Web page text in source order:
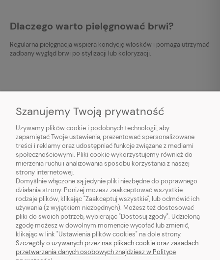
Dlaczego warto pielęgnować brwi?
Regularna pielęgnacja wspiera kondycję włosków i pomaga utrzymać
zadbany wygląd brwi po stylizacji lub koloryzacji.
O NAS
OBSŁUGA KLIENTA
INFORMACJE
MOJE KONTO
RZĘSY DLA CIEBIE
Szanujemy Twoją prywatność
Używamy plików cookie i podobnych technologii, aby
zapamiętać Twoje ustawienia, prezentować spersonalizowane
treści i reklamy oraz udostępniać funkcje związane z mediami
społecznościowymi. Pliki cookie wykorzystujemy również do
mierzenia ruchu i analizowania sposobu korzystania z naszej
strony internetowej.
Domyślnie włączone są jedynie pliki niezbędne do poprawnego
działania strony. Poniżej możesz zaakceptować wszystkie
rodzaje plików, klikając "Zaakceptuj wszystkie", lub odmówić ich
używania (z wyjątkiem niezbędnych). Możesz też dostosować
pliki do swoich potrzeb, wybierając "Dostosuj zgody". Udzieloną
zgodę możesz w dowolnym momencie wycofać lub zmienić,
klikając w link "Ustawienia plików cookies" na dole strony.
Szczegóły o używanych przez nas plikach cookie oraz zasadach
przetwarzania danych osobowych znajdziesz w Polityce